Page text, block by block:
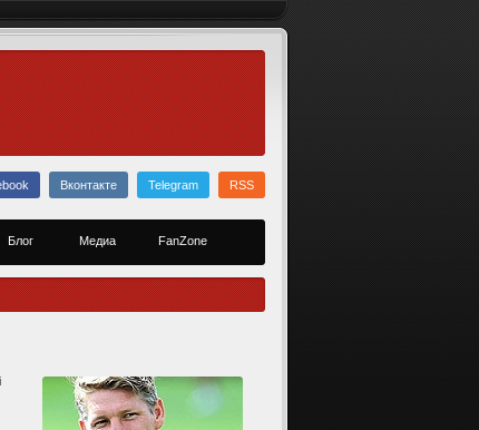
Вконтакте Telegram RSS
Блог Медиа FanZone